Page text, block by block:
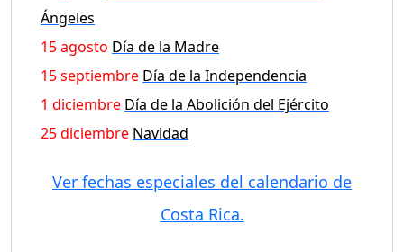
Ángeles
15 agosto Día de la Madre
15 septiembre Día de la Independencia
1 diciembre Día de la Abolición del Ejército
25 diciembre Navidad
Ver fechas especiales del calendario de
Costa Rica.